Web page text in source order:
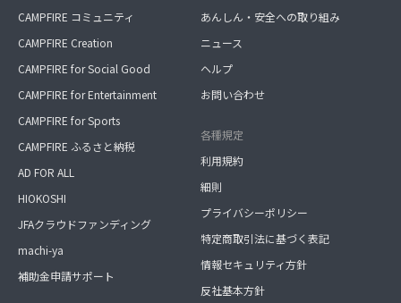
CAMPFIRE コミュニティ
CAMPFIRE Creation
CAMPFIRE for Social Good
CAMPFIRE for Entertainment
CAMPFIRE for Sports
CAMPFIRE ふるさと納税
AD FOR ALL
HIOKOSHI
JFAクラウドファンディング
machi-ya
補助金申請サポート
あんしん・安全への取り組み
ニュース
ヘルプ
お問い合わせ
各種規定
利用規約
細則
プライバシーポリシー
特定商取引法に基づく表記
情報セキュリティ方針
反社基本方針